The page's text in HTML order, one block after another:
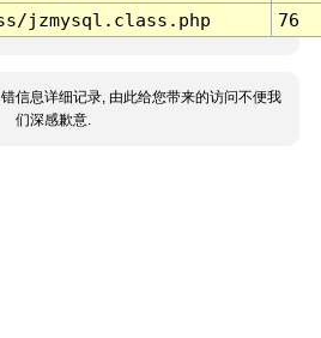
jzmysql.class.php 76
信息详细记录, 由此给您带来的访问不便我
们深感歉意.